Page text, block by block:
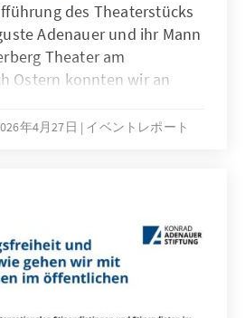
des Theaterstücks
Adenauer und ihr Mann
Theater am
Ostern konnten wir an
Jahre Konrad Adenauer“
der Aufführung, einen
persönlichen Blick auf
vor allem auf das Leben
NS-Zeit, zu ermöglichen
Frau in den Mittelpunkt
sein Lebensweg kaum zu
年4月27日 イベントレポート